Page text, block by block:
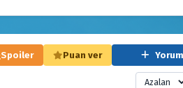
Spoiler Puan ver